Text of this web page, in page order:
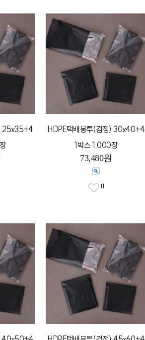
25x35+4
HDPE택배봉투(검정) 30x40+4
1박스 1,000장
73,480원
0